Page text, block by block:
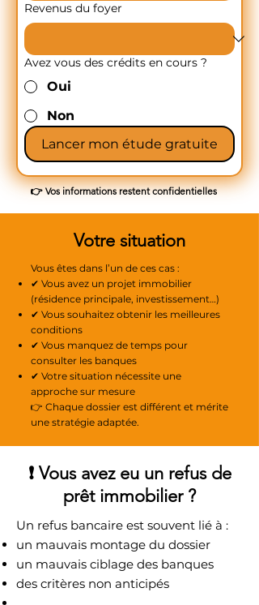
Revenus du foyer
Avez vous des crédits en cours ?
Oui
Non
Lancer mon étude gratuite
👉 Vos informations restent confidentielles
Votre situation
Vous êtes dans l’un de ces cas :
✔ Vous avez un projet immobilier
(résidence principale, investissement…)
✔ Vous souhaitez obtenir les meilleures
conditions
✔ Vous manquez de temps pour
consulter les banques
✔ Votre situation nécessite une
approche sur mesure
👉 Chaque dossier est différent et mérite
une stratégie adaptée.
❗ Vous avez eu un refus de
prêt immobilier ?
Un refus bancaire est souvent lié à :
un mauvais montage du dossier
un mauvais ciblage des banques
des critères non anticipés